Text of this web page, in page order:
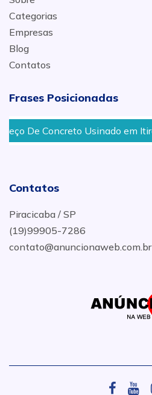
Categorias
Empresas
Blog
Contatos
Frases Posicionadas
Usinado em Itirapina
Contatos
Piracicaba / SP
(19)99905-7286
contato@anuncionaweb.com.br